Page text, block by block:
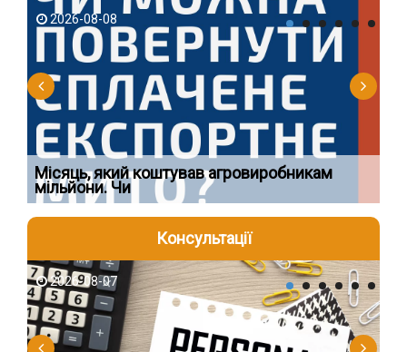
2026-08-08
Місяць, який коштував агровиробникам
мільйони. Чи
Консультації
2026-08-07